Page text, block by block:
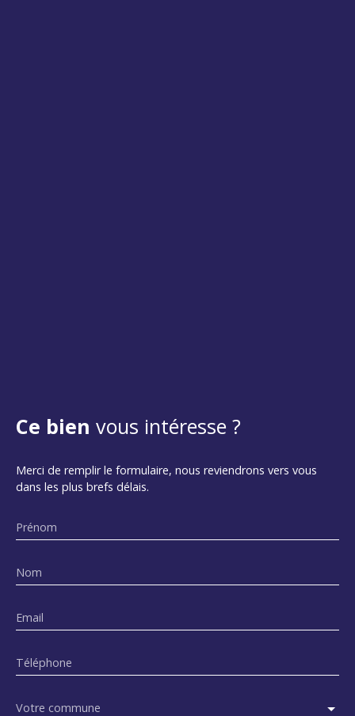
Ce bien vous intéresse ?
Merci de remplir le formulaire, nous reviendrons vers vous
dans les plus brefs délais.
Prénom
Nom
Email
Téléphone
Votre commune